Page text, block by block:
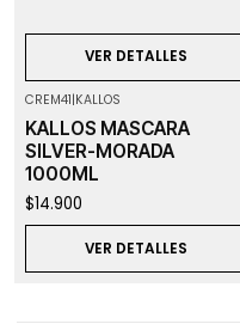
VER DETALLES
CREM41|KALLOS
KALLOS MASCARA
SILVER-MORADA
1000ML
$14.900
VER DETALLES